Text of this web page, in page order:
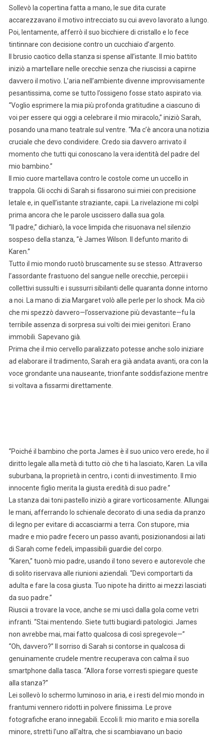
Sollevò la copertina fatta a mano, le sue dita curate
accarezzavano il motivo intrecciato su cui avevo lavorato a lungo.
Poi, lentamente, afferrò il suo bicchiere di cristallo e lo fece
tintinnare con decisione contro un cucchiaio d’argento.
Il brusio caotico della stanza si spense all’istante. Il mio battito
iniziò a martellare nelle orecchie senza che riuscissi a capirne
davvero il motivo. L’aria nell’ambiente divenne improvvisamente
pesantissima, come se tutto l’ossigeno fosse stato aspirato via.
“Voglio esprimere la mia più profonda gratitudine a ciascuno di
voi per essere qui oggi a celebrare il mio miracolo,” iniziò Sarah,
posando una mano teatrale sul ventre. “Ma c’è ancora una notizia
cruciale che devo condividere. Credo sia davvero arrivato il
momento che tutti qui conoscano la vera identità del padre del
mio bambino.”
Il mio cuore martellava contro le costole come un uccello in
trappola. Gli occhi di Sarah si fissarono sui miei con precisione
letale e, in quell’istante straziante, capii. La rivelazione mi colpì
prima ancora che le parole uscissero dalla sua gola.
“Il padre,” dichiarò, la voce limpida che risuonava nel silenzio
sospeso della stanza, “è James Wilson. Il defunto marito di
Karen.”
Tutto il mio mondo ruotò bruscamente su se stesso. Attraverso
l’assordante frastuono del sangue nelle orecchie, percepii i
collettivi sussulti e i sussurri sibilanti delle quaranta donne intorno
a noi. La mano di zia Margaret volò alle perle per lo shock. Ma ciò
che mi spezzò davvero—l’osservazione più devastante—fu la
terribile assenza di sorpresa sui volti dei miei genitori. Erano
immobili. Sapevano già.
Prima che il mio cervello paralizzato potesse anche solo iniziare
ad elaborare il tradimento, Sarah era già andata avanti, ora con la
voce grondante una nauseante, trionfante soddisfazione mentre
si voltava a fissarmi direttamente.
“Poiché il bambino che porta James è il suo unico vero erede, ho il
diritto legale alla metà di tutto ciò che ti ha lasciato, Karen. La villa
suburbana, la proprietà in centro, i conti di investimento. Il mio
innocente figlio merita la giusta eredità di suo padre.”
La stanza dai toni pastello iniziò a girare vorticosamente. Allungai
le mani, afferrando lo schienale decorato di una sedia da pranzo
di legno per evitare di accasciarmi a terra. Con stupore, mia
madre e mio padre fecero un passo avanti, posizionandosi ai lati
di Sarah come fedeli, impassibili guardie del corpo.
“Karen,” tuonò mio padre, usando il tono severo e autorevole che
di solito riservava alle riunioni aziendali. “Devi comportarti da
adulta e fare la cosa giusta. Tuo nipote ha diritto ai mezzi lasciati
da suo padre.”
Riuscii a trovare la voce, anche se mi uscì dalla gola come vetri
infranti. “Stai mentendo. Siete tutti bugiardi patologici. James
non avrebbe mai, mai fatto qualcosa di così spregevole—”
“Oh, davvero?” Il sorriso di Sarah si contorse in qualcosa di
genuinamente crudele mentre recuperava con calma il suo
smartphone dalla tasca. “Allora forse vorresti spiegare queste
alla stanza?”
Lei sollevò lo schermo luminoso in aria, e i resti del mio mondo in
frantumi vennero ridotti in polvere finissima. Le prove
fotografiche erano innegabili. Eccoli lì: mio marito e mia sorella
minore, stretti l’uno all’altra, che si scambiavano un bacio